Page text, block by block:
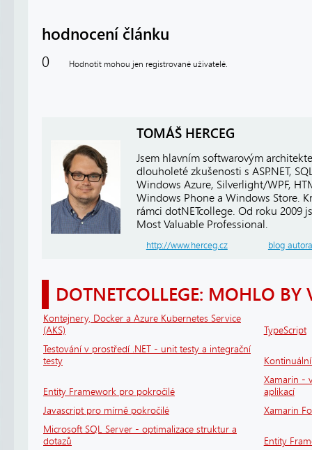
hodnocení článku
0 Hodnotit mohou jen registrované uživatelé.
TOMÁŠ HERCEG
Jsem hlavním softwarovým
dlouholeté zkušenosti s ASP.NET,
Windows Azure, Silverlight/WPF,
Windows Phone a Windows Store.
rámci dotNETcollege. Od roku 2009
Most Valuable Professional.
http://www.herceg.cz blog autora
DOTNETCOLLEGE: MOHLO BY
Kontejnery, Docker a Azure Kubernetes Service
(AKS)
TypeScript
Testování v prostředí .NET - unit testy a integrační
testy
Entity Framework pro pokročilé
Xamarin -
aplikací
Javascript pro mírně pokročilé
Xamarin
Microsoft SQL Server - optimalizace struktur a
dotazů
Entity